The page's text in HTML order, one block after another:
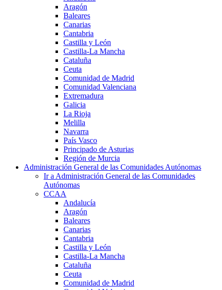
Aragón
Baleares
Canarias
Cantabria
Castilla y León
Castilla-La Mancha
Cataluña
Ceuta
Comunidad de Madrid
Comunidad Valenciana
Extremadura
Galicia
La Rioja
Melilla
Navarra
País Vasco
Principado de Asturias
Región de Murcia
Administración General de las Comunidades Autónomas
Ir a Administración General de las Comunidades
Autónomas
CCAA
Andalucía
Aragón
Baleares
Canarias
Cantabria
Castilla y León
Castilla-La Mancha
Cataluña
Ceuta
Comunidad de Madrid